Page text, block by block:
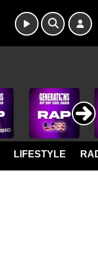
LIFESTYLE